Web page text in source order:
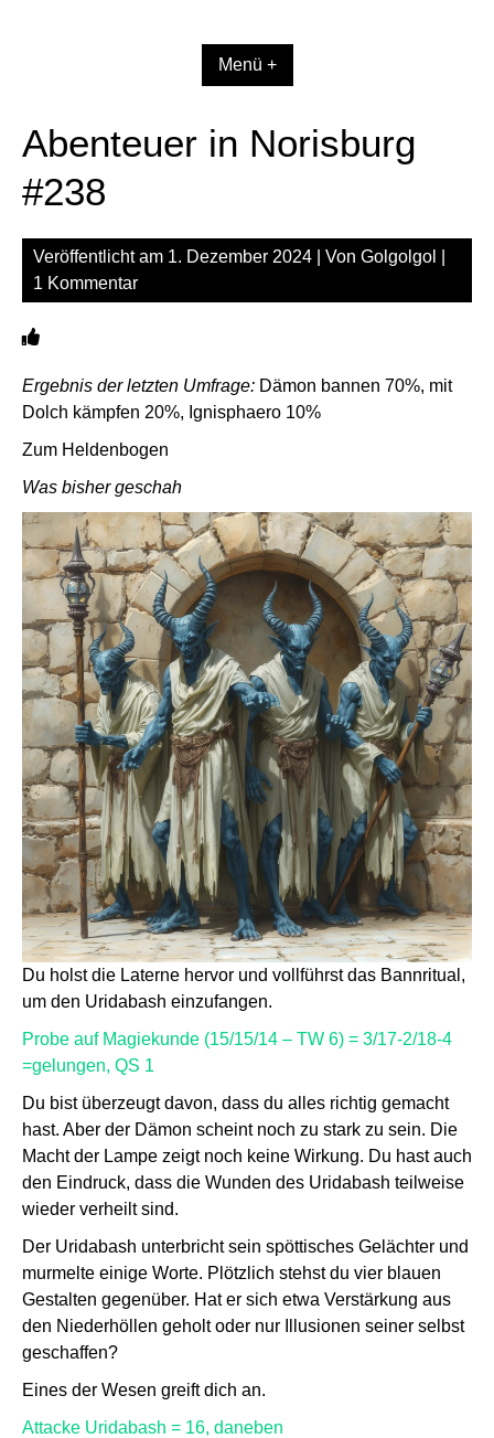
Menü +
Abenteuer in Norisburg
#238
Veröffentlicht am 1. Dezember 2024 | Von Golgolgol
1 Kommentar
Ergebnis der letzten Umfrage: Dämon bannen 70%, mit
Dolch kämpfen 20%, Ignisphaero 10%
Zum Heldenbogen
Was bisher geschah
Du holst die Laterne hervor und vollführst das Bannritual,
um den Uridabash einzufangen.
Probe auf Magiekunde (15/15/14 – TW 6) = 3/17-2/18-4
=gelungen, QS 1
Du bist überzeugt davon, dass du alles richtig gemacht
hast. Aber der Dämon scheint noch zu stark zu sein. Die
Macht der Lampe zeigt noch keine Wirkung. Du hast auch
den Eindruck, dass die Wunden des Uridabash teilweise
wieder verheilt sind.
Der Uridabash unterbricht sein spöttisches Gelächter und
murmelte einige Worte. Plötzlich stehst du vier blauen
Gestalten gegenüber. Hat er sich etwa Verstärkung aus
den Niederhöllen geholt oder nur Illusionen seiner selbst
geschaffen?
Eines der Wesen greift dich an.
Attacke Uridabash = 16, daneben